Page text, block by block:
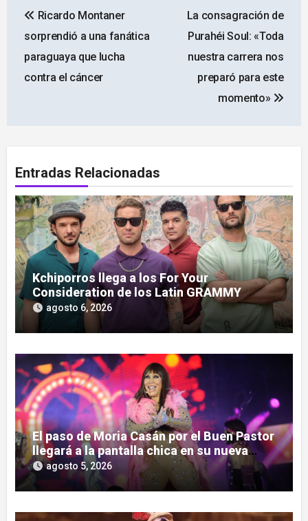
de
entradas
Ricardo Montaner
sorprendió a una fanática
paraguaya que lucha
contra el cáncer
La consagración de
Purahéi Soul: «Toda
nuestra carrera nos
preparó para este
momento»
Entradas Relacionadas
Kchiporros llega a los For Your
Consideration de los Latin GRAMMY
agosto 6, 2026
El paso de Moria Casán por el Buen Pastor
llegará a la pantalla chica en su nueva
serie documental
agosto 5, 2026